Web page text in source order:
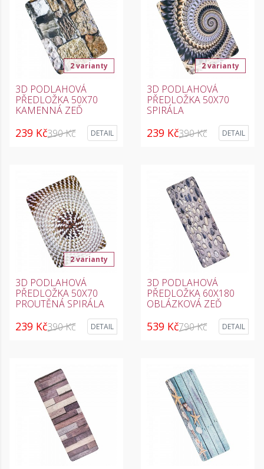
2 varianty
3D PODLAHOVÁ
PŘEDLOŽKA 50X70
KAMENNÁ ZEĎ
239 Kč390 Kč DETAIL
2 varianty
3D PODLAHOVÁ
PŘEDLOŽKA 50X70
SPIRÁLA
239 Kč390 Kč DETAIL
2 varianty
3D PODLAHOVÁ
PŘEDLOŽKA 50X70
PROUTĚNÁ SPIRÁLA
239 Kč390 Kč DETAIL
3D PODLAHOVÁ
PŘEDLOŽKA 60X180
OBLÁZKOVÁ ZEĎ
539 Kč790 Kč DETAIL